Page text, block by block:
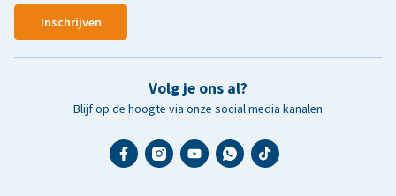
Inschrijven
Volg je ons al?
Blijf op de hoogte via onze social media kanalen